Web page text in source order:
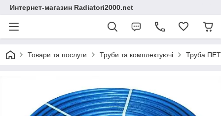
Интернет-магазин Radiatori2000.net
Товари та послуги Труби та комплектуючі Труба ПЕТ